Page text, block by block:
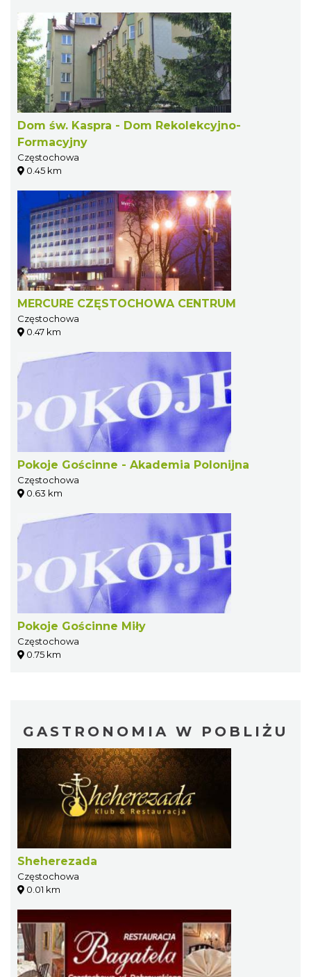
Dom św. Kaspra - Dom Rekolekcyjno-
Formacyjny
Częstochowa
0.45 km
MERCURE CZĘSTOCHOWA CENTRUM
Częstochowa
0.47 km
Pokoje Gościnne - Akademia Polonijna
Częstochowa
0.63 km
Pokoje Gościnne Miły
Częstochowa
0.75 km
GASTRONOMIA W POBLIŻU
Sheherezada
Częstochowa
0.01 km